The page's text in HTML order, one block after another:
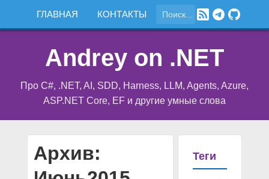
ГЛАВНАЯ КОНТАКТЫ
Andrey on .NET
Про C#, .NET, AI, SDD, Harness, LLM, Agents, Azure,
ASP.NET Core, EF и другие умные слова
Архив:
Теги